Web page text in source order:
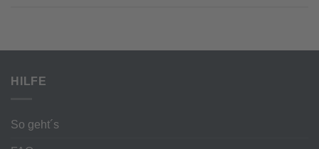
HILFE
So geht´s